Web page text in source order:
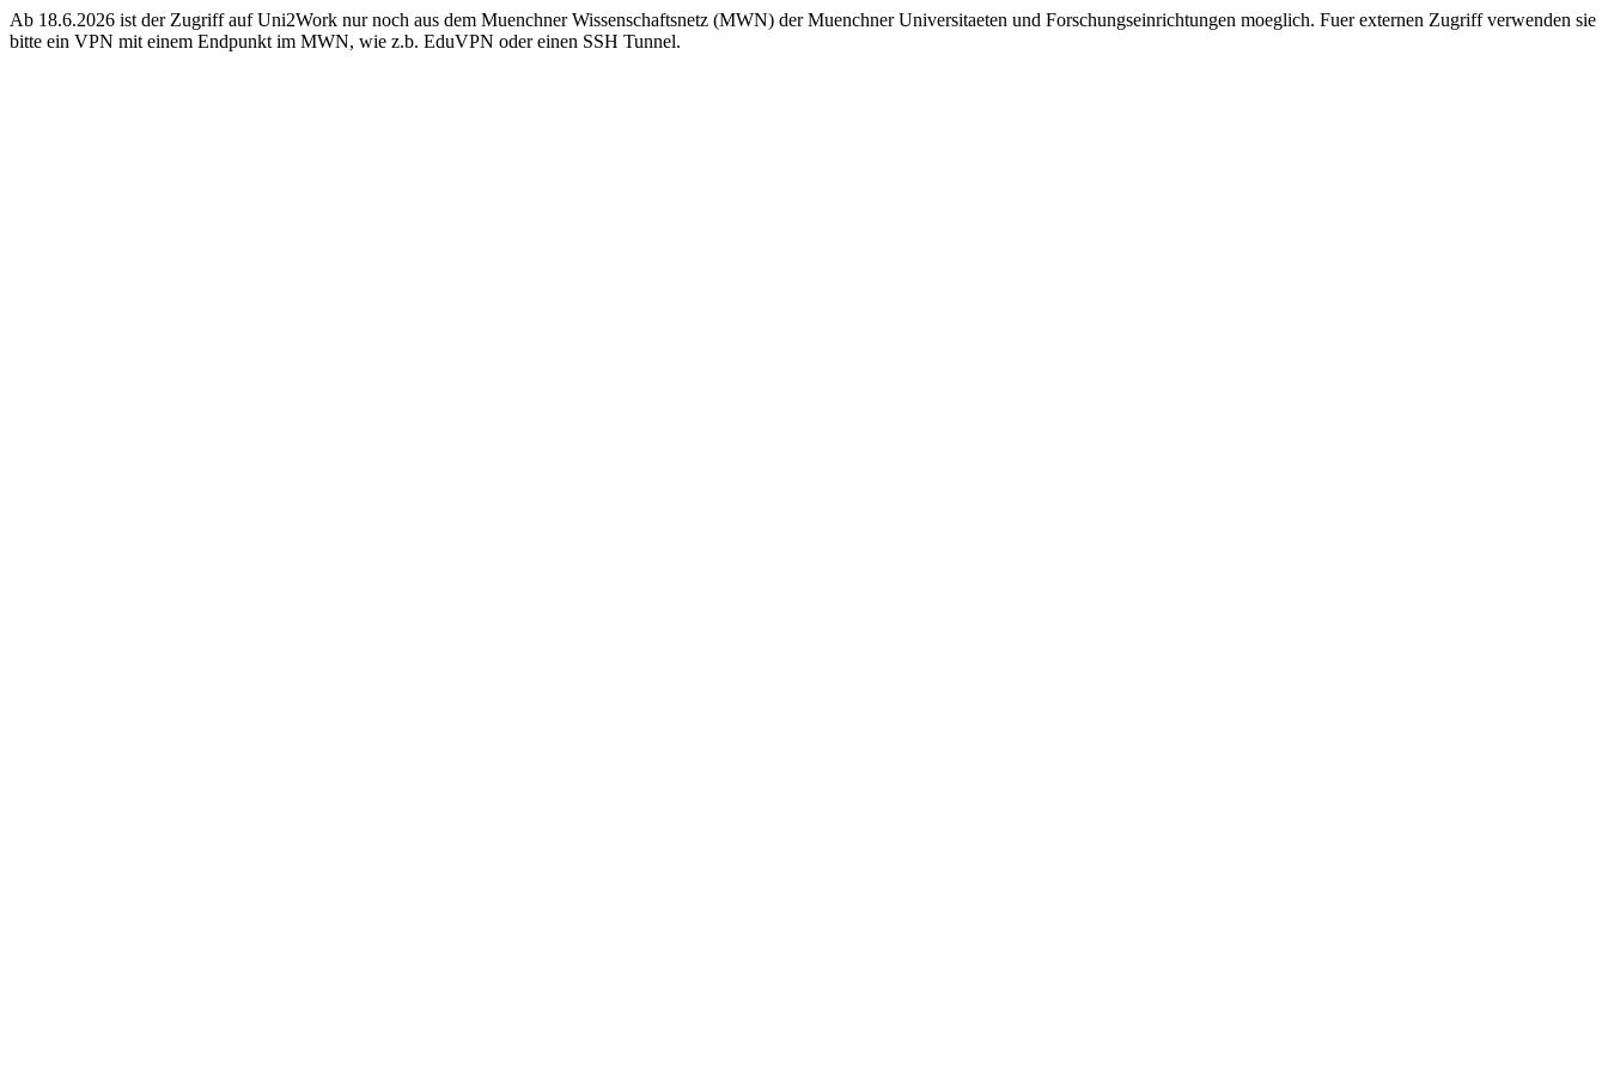
Ab 18.6.2026 ist der Zugriff auf Uni2Work nur noch aus dem Muenchner Wissenschaftsnetz (MWN) der Muenchner Universitaeten und Forschungseinrichtungen moeglich. Fuer externen Zugriff verwenden sie
bitte ein VPN mit einem Endpunkt im MWN, wie z.b. EduVPN oder einen SSH Tunnel.